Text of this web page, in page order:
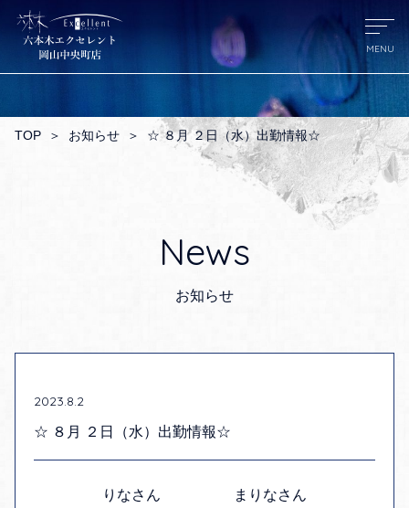
TOP ＞ お知らせ ＞ ☆ ８月 ２日（水）出勤情報☆
News
お知らせ
2023.8.2
☆ ８月 ２日（水）出勤情報☆
りなさん まりなさん